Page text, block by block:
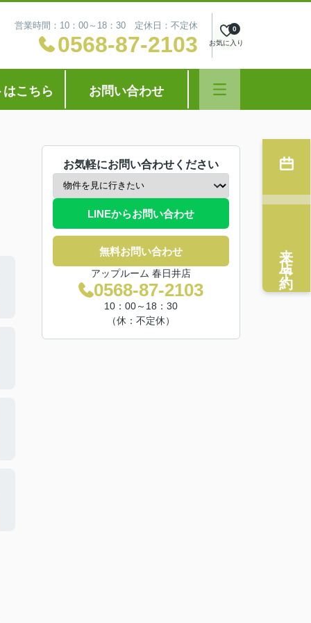
営業時間：10：00～18：30 定休日：不定休
0568-87-2103 お気に入り
0
こちら お問い合わせ
お気軽にお問い合わせください
LINEからお問い合わせ
無料お問い合わせ
アップルーム 春日井店
0568-87-2103
10：00～18：30
（休：不定休）
来店予約